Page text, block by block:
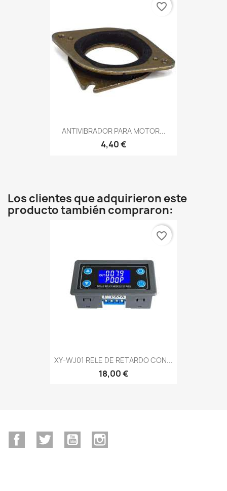
ANTIVIBRADOR PARA MOTOR...
4,40 €
favorite_border
Los clientes que adquirieron este
producto también compraron:
XY-WJ01 RELE DE RETARDO CON...
18,00 €
favorite_border
FacebookTwitter YouTube